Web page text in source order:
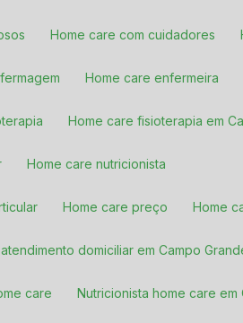
Home care com cuidadores
Home care enfermeira
Home care fisioterapia em
Home care nutricionista
Home care preço Home
atendimento domiciliar em Campo
care Nutricionista home care